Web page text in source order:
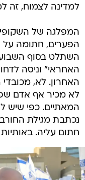
למדינה לצמוח, זה
המפלגה של
הפערים, חתומה
השתלט בסוף
האחראי" וניסה
האחרון. לא,
לא מכיר אף אדם
המאתיים. כפי שיש
נכתבת מגילת
חתום עליה.